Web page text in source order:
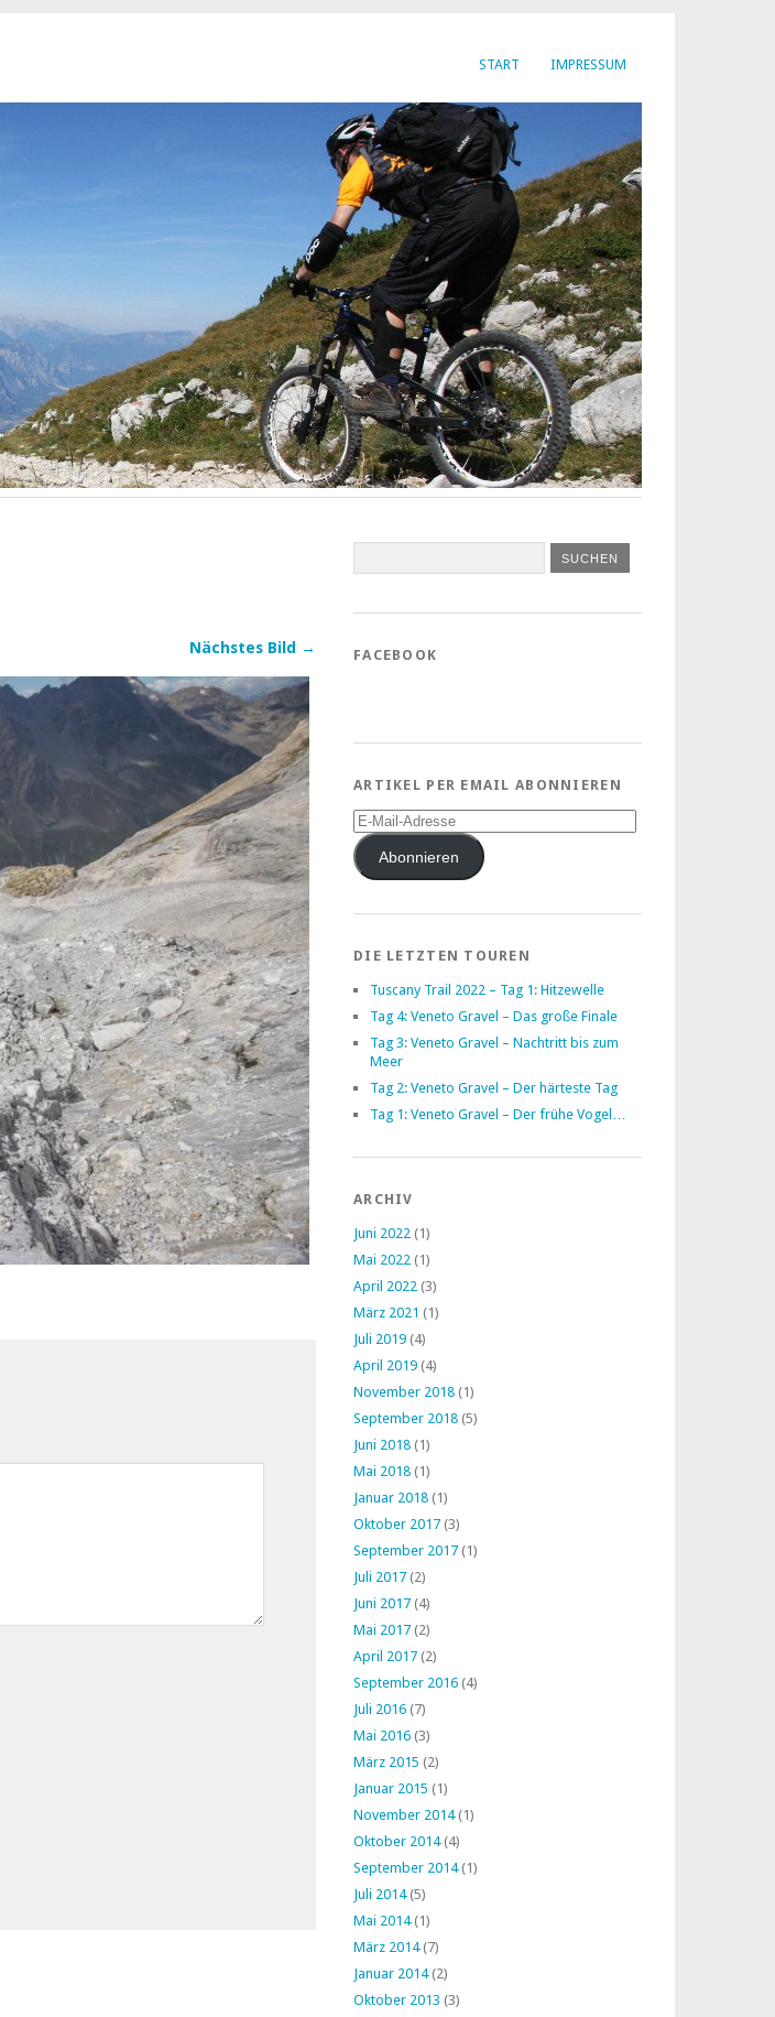
START IMPRESSUM
Nächstes Bild → FACEBOOK
ARTIKEL PER EMAIL ABONNIEREN
E-
Mail-
AdresseAbonnieren
DIE LETZTEN TOUREN
Tuscany Trail 2022 – Tag 1: Hitzewelle
Tag 4: Veneto Gravel – Das große Finale
Tag 3: Veneto Gravel – Nachtritt bis zum
Meer
Tag 2: Veneto Gravel – Der härteste Tag
Tag 1: Veneto Gravel – Der frühe Vogel…
ARCHIV
Juni 2022 (1)
Mai 2022 (1)
April 2022 (3)
März 2021 (1)
Juli 2019 (4)
April 2019 (4)
November 2018 (1)
September 2018 (5)
Juni 2018 (1)
Mai 2018 (1)
Januar 2018 (1)
Oktober 2017 (3)
September 2017 (1)
Juli 2017 (2)
Juni 2017 (4)
Mai 2017 (2)
April 2017 (2)
September 2016 (4)
Juli 2016 (7)
Mai 2016 (3)
März 2015 (2)
Januar 2015 (1)
November 2014(1)
Oktober 2014(4)
September 2014(1)
Juli 2014(5)
Mai 2014(1)
März 2014(7)
Januar 2014(2)
Oktober 2013 (3)